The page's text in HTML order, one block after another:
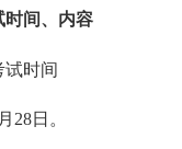
时间、内容
试时间
28日。